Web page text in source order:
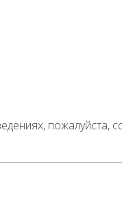
пожалуйста,